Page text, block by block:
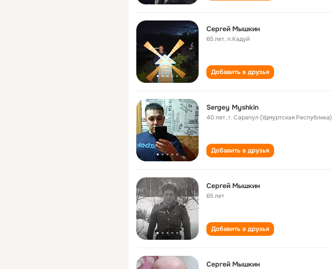
Сергей Мышкин
65 лет,п.Кадуй
Добавить в друзья
Sergey Myshkin
40 лет,г. Сарапул (Удмуртская Республика)
Добавить в друзья
Сергей Мышкин
65 лет
Добавить в друзья
Сергей Мышкин